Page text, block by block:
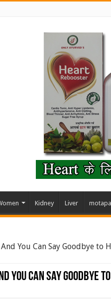
Kidney Liver motapa
You Can Say Goodbye to
You Can Say Goodbye